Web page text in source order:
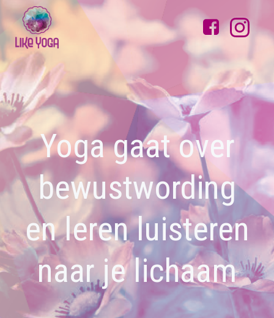
Yoga gaat over
bewustwording
en leren luisteren
naar je lichaam